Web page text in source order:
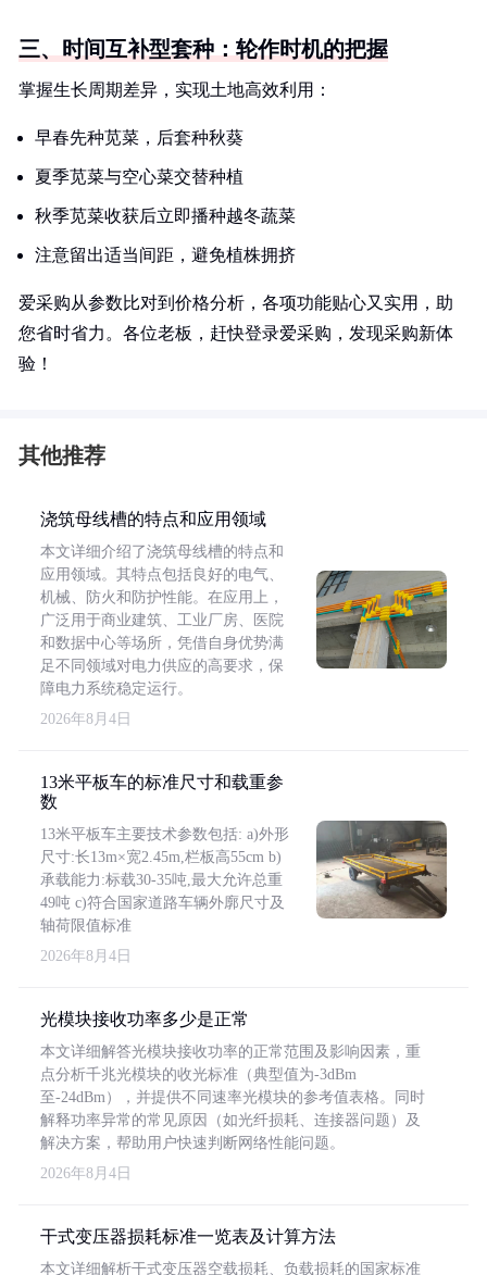
三、时间互补型套种：轮作时机的把握
掌握生长周期差异，实现土地高效利用：
早春先种苋菜，后套种秋葵
夏季苋菜与空心菜交替种植
秋季苋菜收获后立即播种越冬蔬菜
注意留出适当间距，避免植株拥挤
爱采购从参数比对到价格分析，各项功能贴心又实用，助
您省时省力。各位老板，赶快登录爱采购，发现采购新体
验！
其他推荐
浇筑母线槽的特点和应用领域
本文详细介绍了浇筑母线槽的特点和
应用领域。其特点包括良好的电气、
机械、防火和防护性能。在应用上，
广泛用于商业建筑、工业厂房、医院
和数据中心等场所，凭借自身优势满
足不同领域对电力供应的高要求，保
障电力系统稳定运行。
2026年8月4日
13米平板车的标准尺寸和载重参
数
13米平板车主要技术参数包括: a)外形
尺寸:长13m×宽2.45m,栏板高55cm b)
承载能力:标载30-35吨,最大允许总重
49吨 c)符合国家道路车辆外廓尺寸及
轴荷限值标准
2026年8月4日
光模块接收功率多少是正常
本文详细解答光模块接收功率的正常范围及影响因素，重
点分析千兆光模块的收光标准（典型值为-3dBm
至-24dBm），并提供不同速率光模块的参考值表格。同时
解释功率异常的常见原因（如光纤损耗、连接器问题）及
解决方案，帮助用户快速判断网络性能问题。
2026年8月4日
干式变压器损耗标准一览表及计算方法
本文详细解析干式变压器空载损耗、负载损耗的国家标准